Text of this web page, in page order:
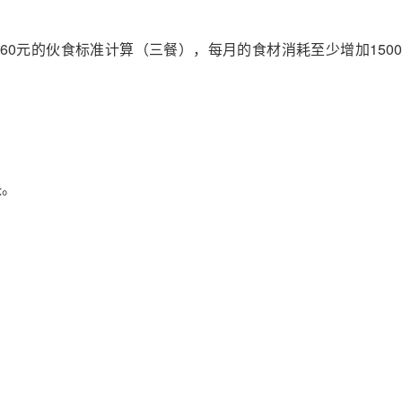
元的伙食标准计算（三餐），每月的食材消耗至少增加1500